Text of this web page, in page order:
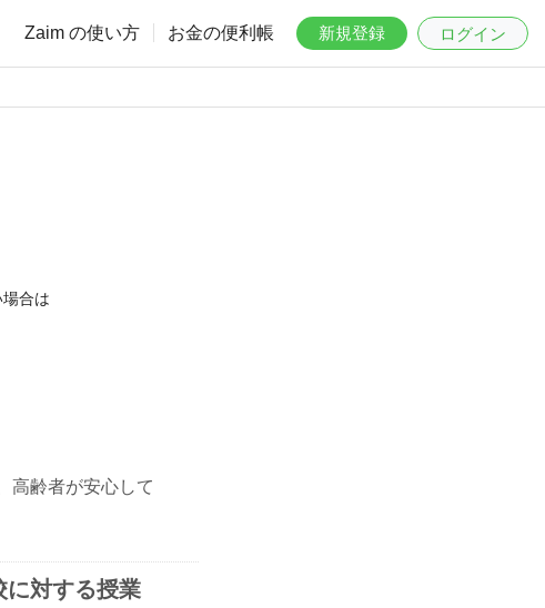
Zaim の使い方 お金の便利帳 新規登録 ログイン
合は
高齢者が安心して
に対する授業